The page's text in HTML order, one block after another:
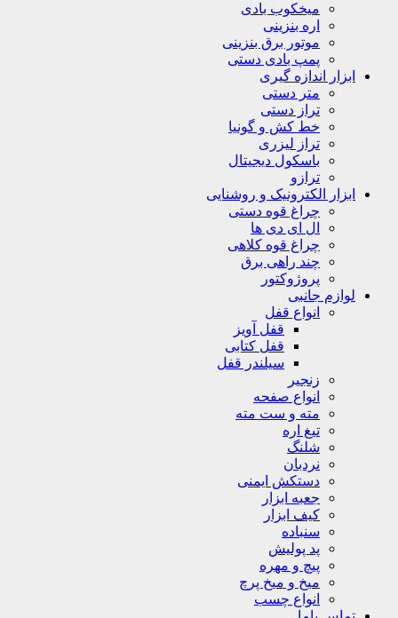
میخکوب بادی
اره بنزینی
موتور برق بنزینی
پمپ بادی دستی
ابزار اندازه گیری
متر دستی
تراز دستی
خط کش و گونیا
تراز لیزری
باسکول دیجیتال
ترازو
ابزار الکترونیک و روشنایی
چراغ قوه دستی
ال ای دی ها
چراغ قوه کلاهی
چند راهی برق
پروژوکتور
لوازم جانبی
انواع قفل
قفل آویز
قفل کتابی
سیلندر قفل
زنجیر
انواع صفحه
مته و ست مته
تیغ اره
شلنگ
نردبان
دستکش ایمنی
جعبه ابزار
کیف ابزار
سنباده
پد پولیش
پیچ و مهره
میخ و میخ پرچ
انواع چسب